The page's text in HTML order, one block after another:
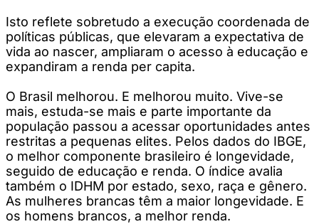
Isto reflete sobretudo a execução coordenada de
políticas públicas, que elevaram a expectativa de
vida ao nascer, ampliaram o acesso à educação e
expandiram a renda per capita.
O Brasil melhorou. E melhorou muito. Vive-se
mais, estuda-se mais e parte importante da
população passou a acessar oportunidades antes
restritas a pequenas elites. Pelos dados do IBGE,
o melhor componente brasileiro é longevidade,
seguido de educação e renda. O índice avalia
também o IDHM por estado, sexo, raça e gênero.
As mulheres brancas têm a maior longevidade. E
os homens brancos, a melhor renda.